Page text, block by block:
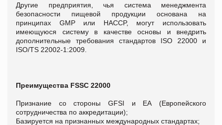
Другие предприятия, чья система менеджмента
безопасности пищевой продукции основана на
принципах GMP или HACCP, могут использовать
имеющуюся систему в качестве основы и внедрить
дополнительные требования стандартов ISO 22000 и
ISO/TS 22002-1:2009.
Преимущества FSSC 22000
Признание со стороны GFSI и ЕА (Европейского
сотрудничества по аккредитации);
Базируется на признанных международных стандартах;